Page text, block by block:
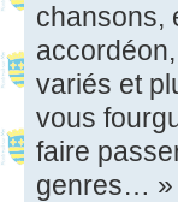
chansons,
variés et
vous
faire
genres… »